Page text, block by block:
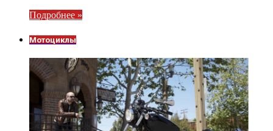
Подробнее »
Мотоциклы